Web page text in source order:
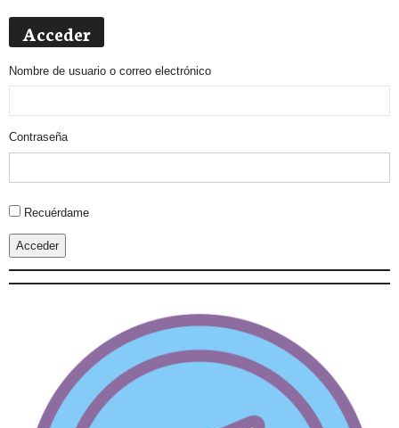
Acceder
Nombre de usuario o correo electrónico
Contraseña
Alternative:
Recuérdame
Acceder